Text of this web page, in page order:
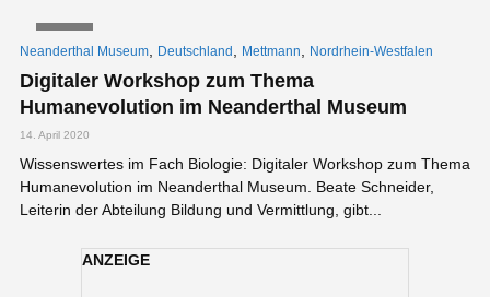
Neanderthal Museum Deutschland Mettmann Nordrhein-Westfalen
Digitaler Workshop zum Thema
Humanevolution im Neanderthal Museum
14. April 2020
Wissenswertes im Fach Biologie: Digitaler Workshop zum Thema
Humanevolution im Neanderthal Museum. Beate Schneider,
Leiterin der Abteilung Bildung und Vermittlung, gibt...
ANZEIGE